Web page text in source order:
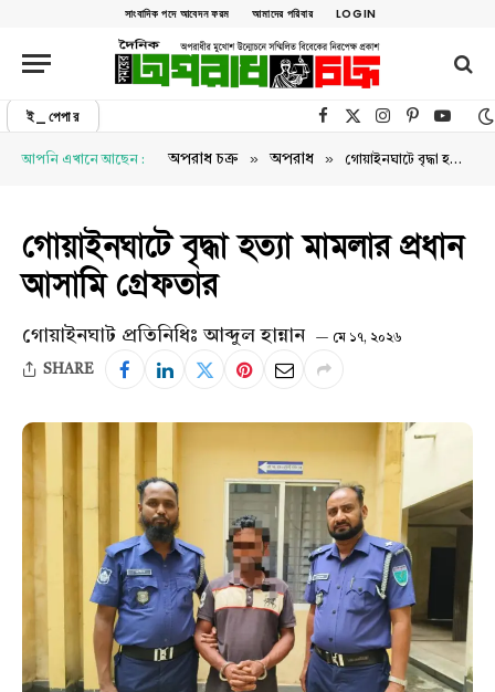
সাংবাদিক পদে আবেদন ফরম আমাদের পরিবার LOGIN
ই_পেপার Facebook
X (Twitter)Instagram
Pinterest
আপনি এখানে আছেন : অপরাধ চক্র » অপরাধ » গোয়াইনঘাটে বৃদ্ধা হত্যা মামলার প্রধান আসামি গ্রেফতার
গোয়াইনঘাটে বৃদ্ধা হত্যা মামলার প্রধান
আসামি গ্রেফতার
গোয়াইনঘাট প্রতিনিধিঃ আব্দুল হান্নান মে ১৭, ২০২৬
SHARE